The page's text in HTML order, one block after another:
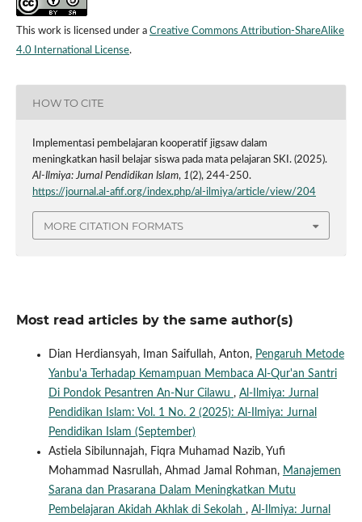
This work is licensed under a Creative Commons Attribution-ShareAlike
4.0 International License.
HOW TO CITE
Implementasi pembelajaran kooperatif jigsaw dalam
meningkatkan hasil belajar siswa pada mata pelajaran SKI. (2025).
Al-Ilmiya: Jurnal Pendidikan Islam, 1(2), 244-250.
https://journal.al-afif.org/index.php/al-ilmiya/article/view/204
MORE CITATION FORMATS
Most read articles by the same author(s)
Dian Herdiansyah, Iman Saifullah, Anton, Pengaruh Metode
Yanbu'a Terhadap Kemampuan Membaca Al-Qur'an Santri
Di Pondok Pesantren An-Nur Cilawu , Al-Ilmiya: Jurnal
Pendidikan Islam: Vol. 1 No. 2 (2025): Al-Ilmiya: Jurnal
Pendidikan Islam (September)
Astiela Sibilunnajah, Fiqra Muhamad Nazib, Yufi
Mohammad Nasrullah, Ahmad Jamal Rohman, Manajemen
Sarana dan Prasarana Dalam Meningkatkan Mutu
Pembelajaran Akidah Akhlak di Sekolah , Al-Ilmiya: Jurnal